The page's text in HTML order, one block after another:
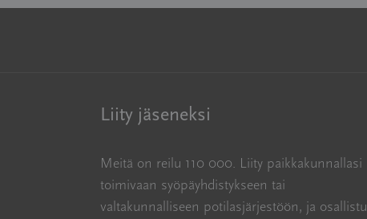
Liity jäseneksi
Meitä on reilu 110 000. Liity paikkakunnallasi
toimivaan syöpäyhdistykseen tai
valtakunnalliseen potilasjärjestöön, ja osallistu